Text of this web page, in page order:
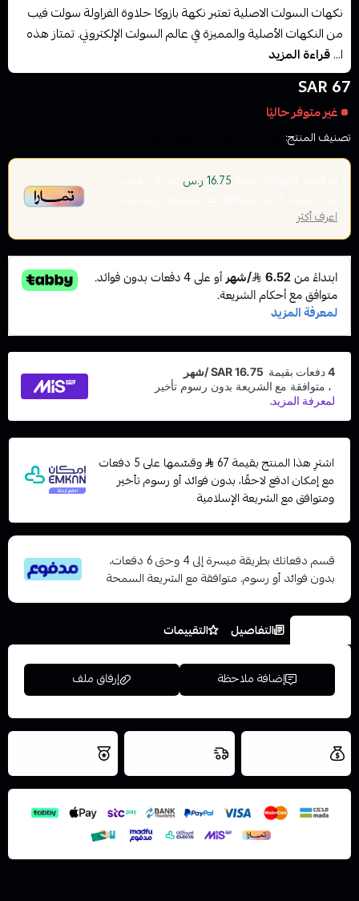
نكهات السولت الاصلية تعتبر نكهة بازوكا حلاوة الفراولة سولت فيب
من النكهات الأصلية والمميزة في عالم السولت الإلكتروني. تمتاز هذه
ا...قراءة المزيد
67 SAR
غير متوفر حاليًا
تصنيف المنتج:
16.75 ر.س
اعرف أكثر
اشترِ هذا المنتج بقيمة 67
وقسّمها على 5 دفعات
مع إمكان ادفع لاحقًا، بدون فوائد أو رسوم تأخير
ومتوافق مع الشريعة الإسلامية
قسم دفعاتك بطريقة ميسرة إلى 4 وحتى 6 دفعات،
بدون فوائد أو رسوم. متوافقة مع الشريعة السمحة
التفاصيل التقييمات
إضافة ملاحظة إرفاق ملف
اسحب و افلت الملف هنا
استعراض
نتميز بلجودة